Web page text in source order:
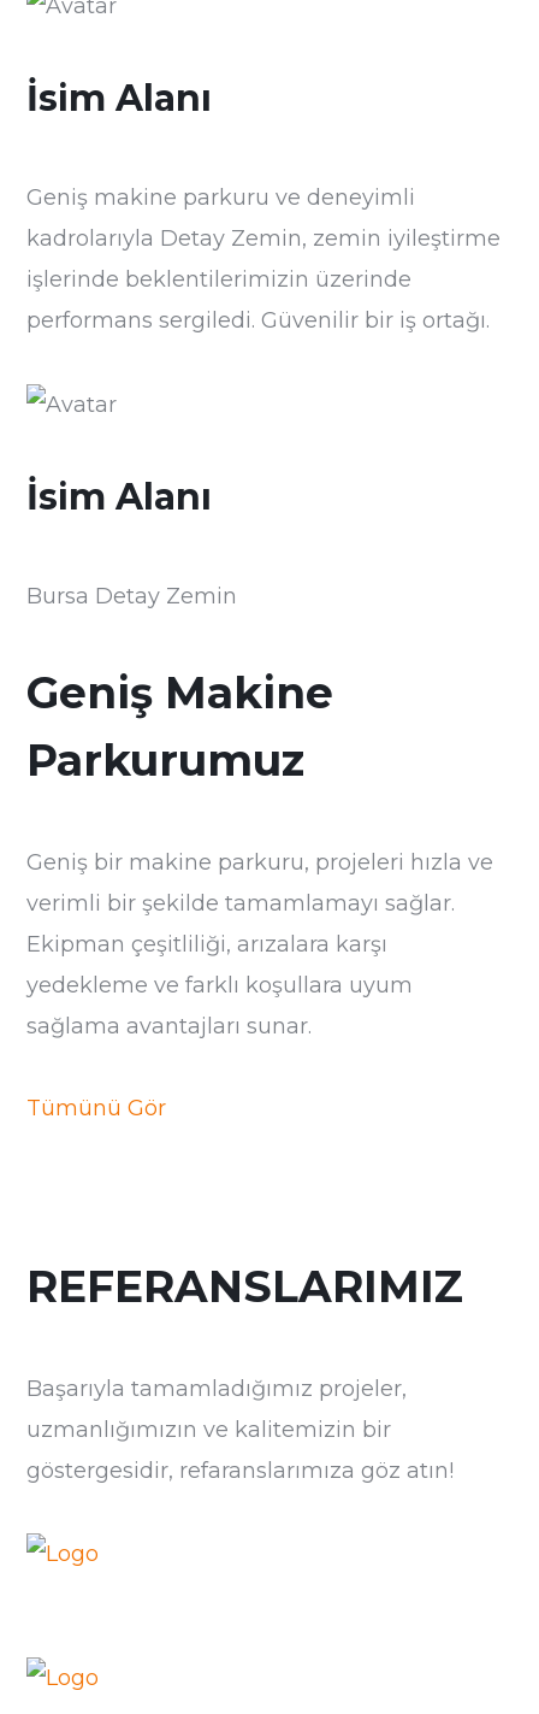
İsim Alanı
Geniş makine parkuru ve deneyimli
kadrolarıyla Detay Zemin, zemin iyileştirme
işlerinde beklentilerimizin üzerinde
performans sergiledi. Güvenilir bir iş ortağı.
İsim Alanı
Bursa Detay Zemin
Geniş Makine
Parkurumuz
Geniş bir makine parkuru, projeleri hızla ve
verimli bir şekilde tamamlamayı sağlar.
Ekipman çeşitliliği, arızalara karşı
yedekleme ve farklı koşullara uyum
sağlama avantajları sunar.
Tümünü Gör
REFERANSLARIMIZ
Başarıyla tamamladığımız projeler,
uzmanlığımızın ve kalitemizin bir
göstergesidir, refaranslarımıza göz atın!